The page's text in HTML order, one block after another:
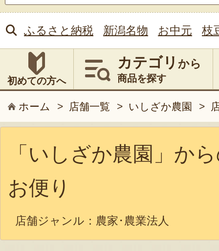
索:
ふるさと納税 新潟名物 お中元 枝
初めての方へ
カテゴリ から
商品を探す
ホーム > 店舗一覧 > いしざか農園 >
「いしざか農園」か
お便り
店舗ジャンル： 農家･農業法人